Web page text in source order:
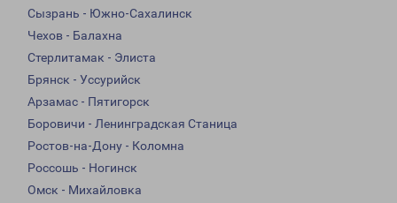
Сызрань - Южно-Сахалинск
Чехов - Балахна
Стерлитамак - Элиста
Брянск - Уссурийск
Арзамас - Пятигорск
Боровичи - Ленинградская Станица
Ростов-на-Дону - Коломна
Россошь - Ногинск
Омск - Михайловка